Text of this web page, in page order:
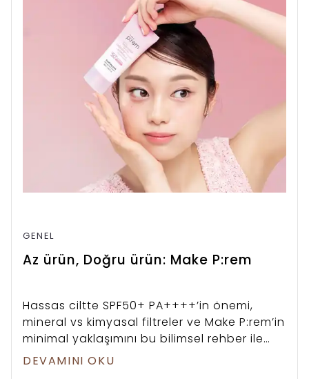
GENEL
Az ürün, Doğru ürün: Make P:rem
Hassas ciltte SPF50+ PA++++’in önemi,
mineral vs kimyasal filtreler ve Make P:rem’in
minimal yaklaşımını bu bilimsel rehber ile
keşfet.
DEVAMINI OKU